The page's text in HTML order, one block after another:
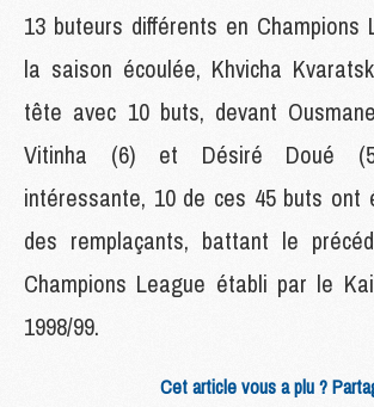
13 buteurs différents en Champions
la saison écoulée, Khvicha
tête avec 10 buts, devant
Vitinha (6) et Désiré Doué
intéressante, 10 de ces 45 buts ont
des remplaçants, battant le
Champions League établi par le
1998/99.
Cet article vous a plu ?